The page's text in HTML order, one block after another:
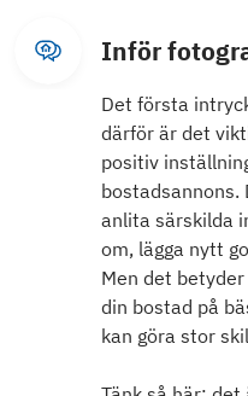
Inför
Det första
därför är det
positiv
anlita särskilda
om, lägga nytt
Men det
din bostad på
kan göra stor